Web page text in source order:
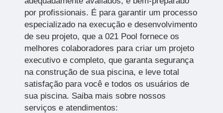
por profissionais. É para garantir um processo
especializado na execução e desenvolvimento
de seu projeto, que a 021 Pool fornece os
melhores colaboradores para criar um projeto
executivo e completo, que garanta segurança
na construção de sua piscina, e leve total
satisfação para você e todos os usuários de
sua piscina. Saiba mais sobre nossos
serviços e atendimentos: